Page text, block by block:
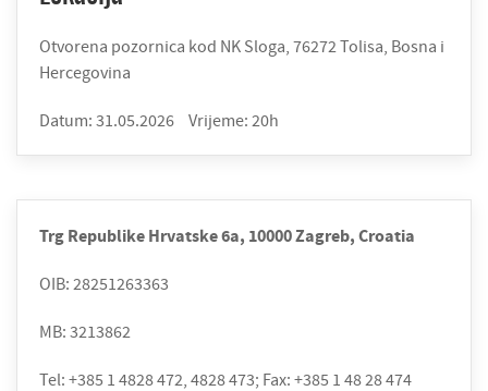
Otvorena pozornica kod NK Sloga, 76272 Tolisa, Bosna i
Hercegovina
Datum: 31.05.2026 Vrijeme: 20h
Trg Republike Hrvatske 6a, 10000 Zagreb, Croatia
OIB: 28251263363
MB: 3213862
Tel: +385 1 4828 472, 4828 473; Fax: +385 1 48 28 474